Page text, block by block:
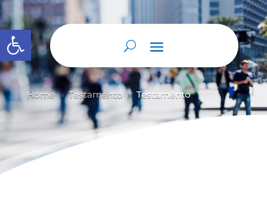
Abrir barra de herramientas
Home 9 Testamento 9 Testamento